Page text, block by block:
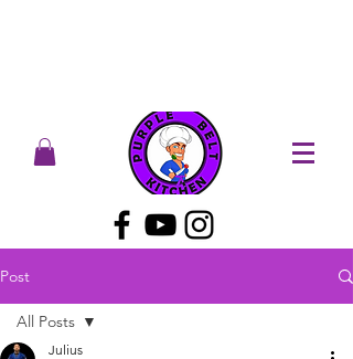
Post
All Posts
Julius